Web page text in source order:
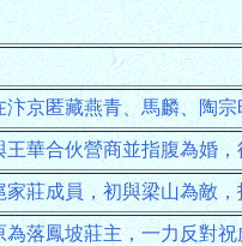
汴京匿藏燕青、馬麟、陶
王華合伙營商並指腹為婚
家莊成員，初與梁山為敵
為落鳳坡莊主，一力反對